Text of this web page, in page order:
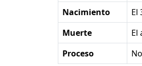
Nacimiento
Muerte
Proceso